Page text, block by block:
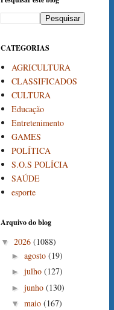
CATEGORIAS
AGRICULTURA
CLASSIFICADOS
CULTURA
Educação
Entretenimento
GAMES
POLÍTICA
S.O.S POLÍCIA
SAÚDE
esporte
Arquivo do blog
▼ 2026 (1088)
► agosto (19)
► julho (127)
► junho (130)
▼ maio (167)